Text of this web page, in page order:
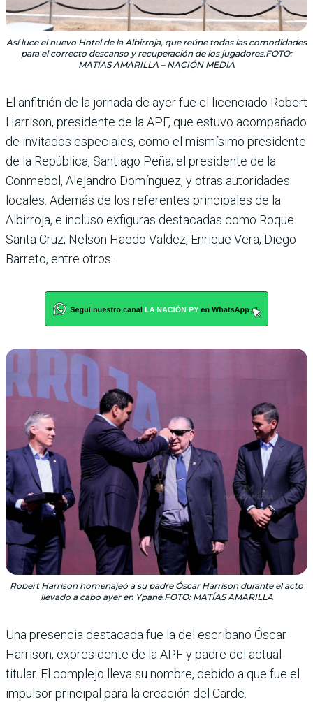
Así luce el nuevo Hotel de la Albirroja, que reúne todas las comodidades
para el correcto descanso y recuperación de los jugadores.FOTO:
MATÍAS AMARILLA – NACIÓN MEDIA
El anfitrión de la jornada de ayer fue el licenciado Robert
Harrison, presidente de la APF, que estuvo acompañado
de invitados especiales, como el mismísimo presidente
de la República, Santiago Peña; el presidente de la
Conmebol, Alejandro Domínguez, y otras autoridades
locales. Además de los referentes principales de la
Albirroja, e incluso exfi­guras destacadas como Roque
Santa Cruz, Nelson Haedo Valdez, Enrique Vera, Diego
Barreto, entre otros.
Robert Harrison homenajeó a su padre Óscar Harrison durante el acto
llevado a cabo ayer en Ypané.FOTO: MATÍAS AMARILLA
Una presencia destacada fue la del escribano Óscar
Harri­son, expresidente de la APF y padre del actual
titular. El complejo lleva su nombre, debido a que fue el
impulsor principal para la creación del Carde.